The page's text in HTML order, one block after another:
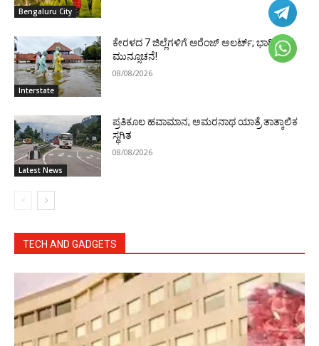
Bengaluru City
Interstate
ಕೇರಳದ 7 ಜಿಲ್ಲೆಗಳಿಗೆ ಆರೆಂಜ್ ಅಲರ್ಟ್; ಭಾರಿ ಮಳೆ
ಮುನ್ಸೂಚನೆ!
08/08/2026
Latest News
ಪ್ರತಿಕೂಲ ಹವಾಮಾನ; ಅಮರನಾಥ ಯಾತ್ರೆ ತಾತ್ಕಾಲಿಕ
ಸ್ಥಗಿತ
08/08/2026
TECH AND GADGETS